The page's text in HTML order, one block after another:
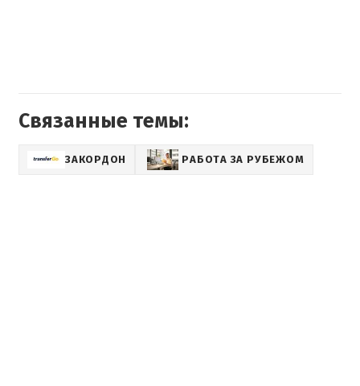
Связанные темы:
ЗАКОРДОН РАБОТА ЗА РУБЕЖОМ